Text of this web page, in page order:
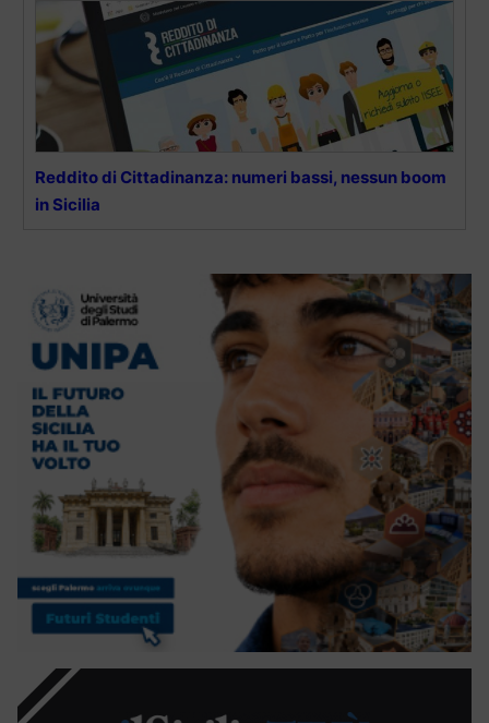
Reddito di Cittadinanza: numeri bassi, nessun boom
in Sicilia